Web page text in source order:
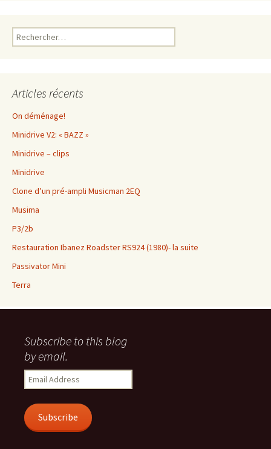
Rechercher :
Articles récents
On déménage!
Minidrive V2: « BAZZ »
Minidrive – clips
Minidrive
Clone d’un pré-ampli Musicman 2EQ
Musima
P3/2b
Restauration Ibanez Roadster RS924 (1980)- la suite
Passivator Mini
Terra
Subscribe to this blog
by email.
Email
Address
Subscribe